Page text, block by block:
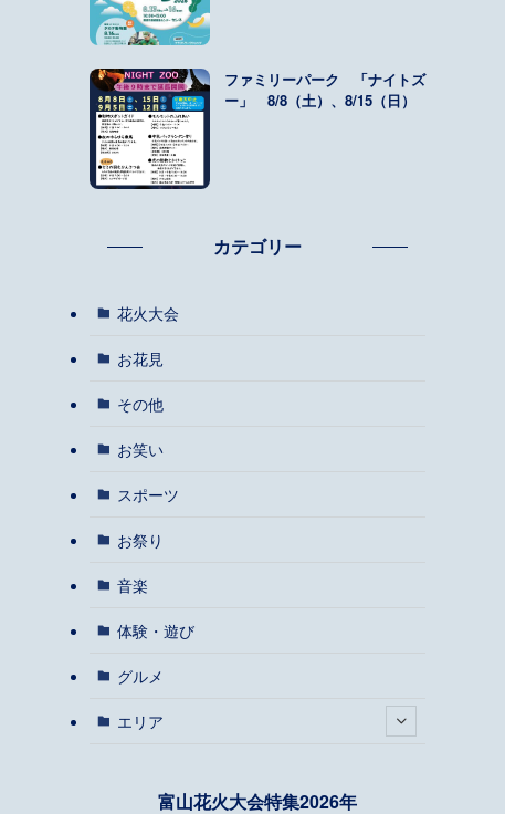
ファミリーパーク 「ナイトズ
ー」 8/8（土）、8/15（日）
カテゴリー
花火大会
お花見
その他
お笑い
スポーツ
お祭り
音楽
体験・遊び
グルメ
エリア
富山花火大会特集2026年